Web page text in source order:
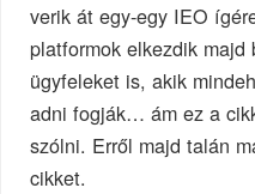
verik át egy-egy IEO
platformok elkezdik majd
ügyfeleket is, akik
adni fogják… ám ez a
szólni. Erről majd talán
cikket.